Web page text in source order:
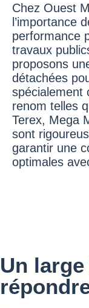
Chez Ouest
l’importance
performance
travaux
proposons
détachées
spécialement
renom telles
Terex, Mega
sont
garantir une
optimales
Un